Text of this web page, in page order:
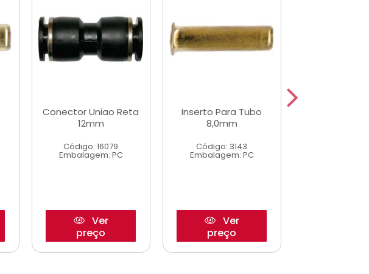
Conector Uniao Reta
12mm
Código: 16079
Embalagem: PC
Ver
preço
Inserto Para Tubo
8,0mm
Código: 3143
Embalagem: PC
Ver
preço